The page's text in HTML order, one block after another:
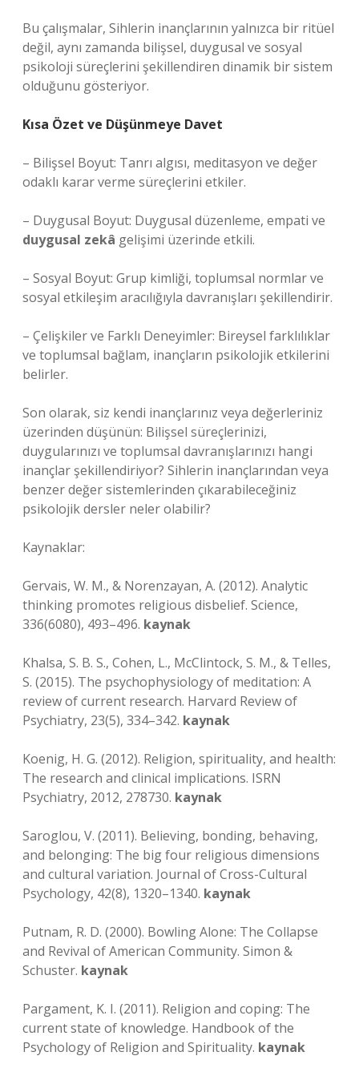
Bu çalışmalar, Sihlerin inançlarının yalnızca bir ritüel
değil, aynı zamanda bilişsel, duygusal ve sosyal
psikoloji süreçlerini şekillendiren dinamik bir sistem
olduğunu gösteriyor.
Kısa Özet ve Düşünmeye Davet
– Bilişsel Boyut: Tanrı algısı, meditasyon ve değer
odaklı karar verme süreçlerini etkiler.
– Duygusal Boyut: Duygusal düzenleme, empati ve
duygusal zekâ gelişimi üzerinde etkili.
– Sosyal Boyut: Grup kimliği, toplumsal normlar ve
sosyal etkileşim aracılığıyla davranışları şekillendirir.
– Çelişkiler ve Farklı Deneyimler: Bireysel farklılıklar
ve toplumsal bağlam, inançların psikolojik etkilerini
belirler.
Son olarak, siz kendi inançlarınız veya değerleriniz
üzerinden düşünün: Bilişsel süreçlerinizi,
duygularınızı ve toplumsal davranışlarınızı hangi
inançlar şekillendiriyor? Sihlerin inançlarından veya
benzer değer sistemlerinden çıkarabileceğiniz
psikolojik dersler neler olabilir?
Kaynaklar:
Gervais, W. M., & Norenzayan, A. (2012). Analytic
thinking promotes religious disbelief. Science,
336(6080), 493–496. kaynak
Khalsa, S. B. S., Cohen, L., McClintock, S. M., & Telles,
S. (2015). The psychophysiology of meditation: A
review of current research. Harvard Review of
Psychiatry, 23(5), 334–342. kaynak
Koenig, H. G. (2012). Religion, spirituality, and health:
The research and clinical implications. ISRN
Psychiatry, 2012, 278730. kaynak
Saroglou, V. (2011). Believing, bonding, behaving,
and belonging: The big four religious dimensions
and cultural variation. Journal of Cross-Cultural
Psychology, 42(8), 1320–1340. kaynak
Putnam, R. D. (2000). Bowling Alone: The Collapse
and Revival of American Community. Simon &
Schuster. kaynak
Pargament, K. I. (2011). Religion and coping: The
current state of knowledge. Handbook of the
Psychology of Religion and Spirituality. kaynak